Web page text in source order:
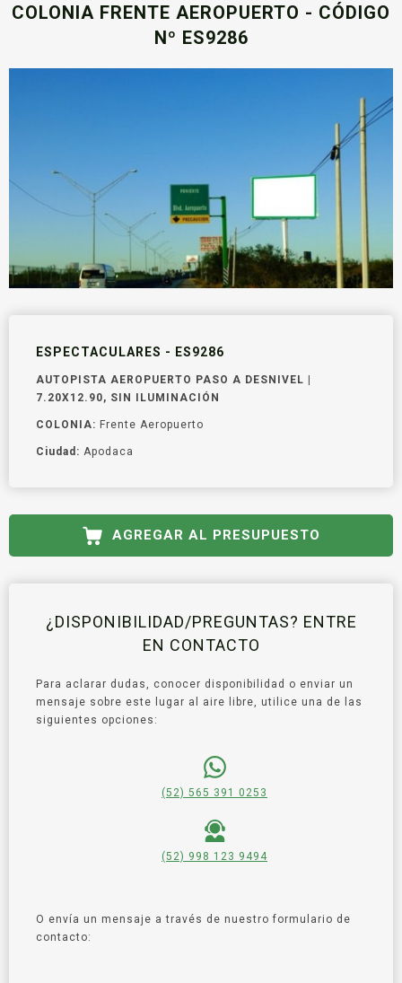
COLONIA FRENTE AEROPUERTO - CÓDIGO
Nº ES9286
ESPECTACULARES - ES9286
AUTOPISTA AEROPUERTO PASO A DESNIVEL |
7.20X12.90, SIN ILUMINACIÓN
COLONIA: Frente Aeropuerto
Ciudad: Apodaca
AGREGAR AL PRESUPUESTO
¿DISPONIBILIDAD/PREGUNTAS? ENTRE
EN CONTACTO
Para aclarar dudas, conocer disponibilidad o enviar un
mensaje sobre este lugar al aire libre, utilice una de las
siguientes opciones:
(52) 565 391 0253
(52) 998 123 9494
O envía un mensaje a través de nuestro formulario de
contacto: